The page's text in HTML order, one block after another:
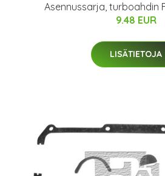
Asennussarja, turboahdin
9.48 EUR
LISÄTIETOJA